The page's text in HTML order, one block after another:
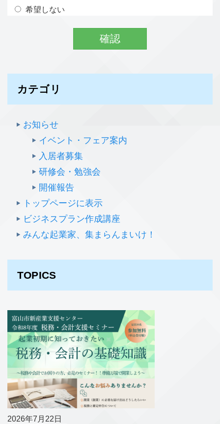
希望しない
カテゴリ
お知らせ
イベント・フェア案内
入居者募集
研修会・勉強会
開催報告
トップページに表示
ビジネスプラン作成講座
みんな起業家、集まらんまいけ！
TOPICS
2026年7月22日